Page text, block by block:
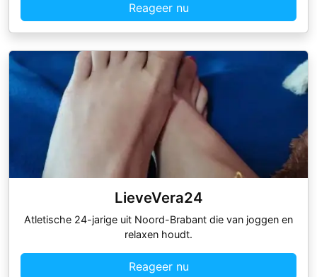
Reageer nu
LieveVera24
Atletische 24-jarige uit Noord-Brabant die van joggen en
relaxen houdt.
Reageer nu